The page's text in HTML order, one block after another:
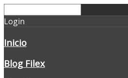
Login
Inicio
Blog Filex